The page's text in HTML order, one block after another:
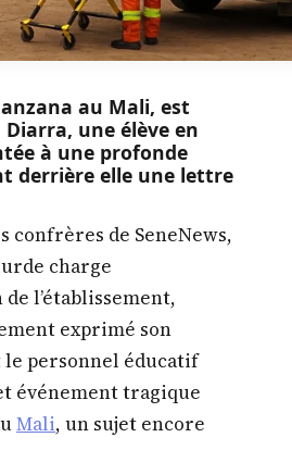
au Mali, est
une élève en
à une profonde
derrière elle une lettre
de SeneNews,
charge
l’établissement,
exprimé son
le personnel éducatif
événement tragique
Mali, un sujet encore